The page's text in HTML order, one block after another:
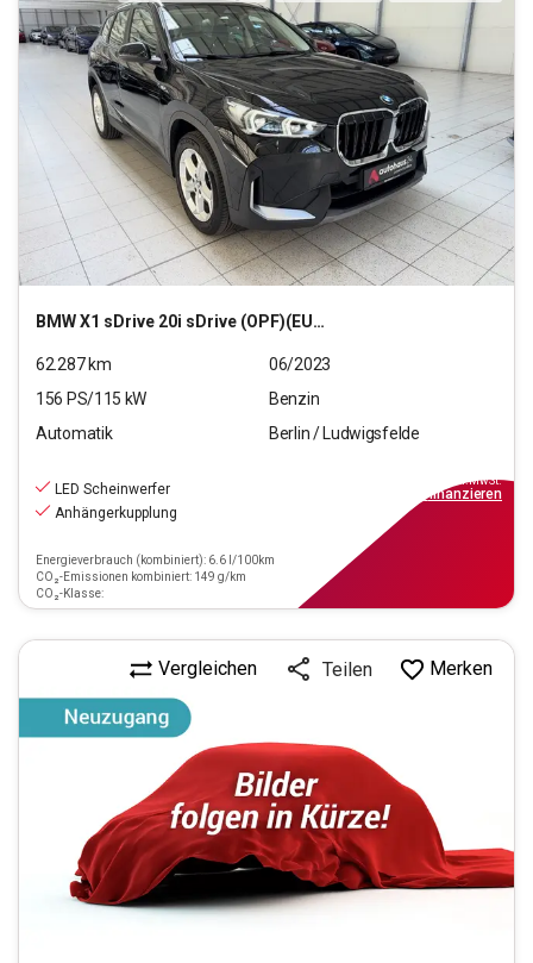
BMWX1 sDrive 20i sDrive (OPF)(EURO 6d)
62.287km
06/2023
156 PS/115 kW
Benzin
Automatik
Berlin / Ludwigsfelde
LED Scheinwerfer
Anhängerkupplung
Energieverbrauch (kombiniert): 6.6 l/100km
CO₂-Emissionen kombiniert: 149 g/km
CO₂-Klasse:
inkl.MwSt.
finanzieren
Vergleichen Teilen Merken